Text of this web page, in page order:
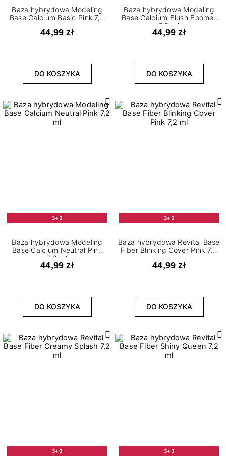
Baza hybrydowa Modeling
Base Calcium Basic Pink 7,2
ml
44,99 zł
DO KOSZYKA
Baza hybrydowa Modeling
Base Calcium Blush Boomer
7,2 ml
44,99 zł
DO KOSZYKA
3+3
Baza hybrydowa Modeling
Base Calcium Neutral Pink
7,2 ml
44,99 zł
DO KOSZYKA
3+3
Baza hybrydowa Revital Base
Fiber Blinking Cover Pink 7,2
ml
44,99 zł
DO KOSZYKA
3+3 3+3